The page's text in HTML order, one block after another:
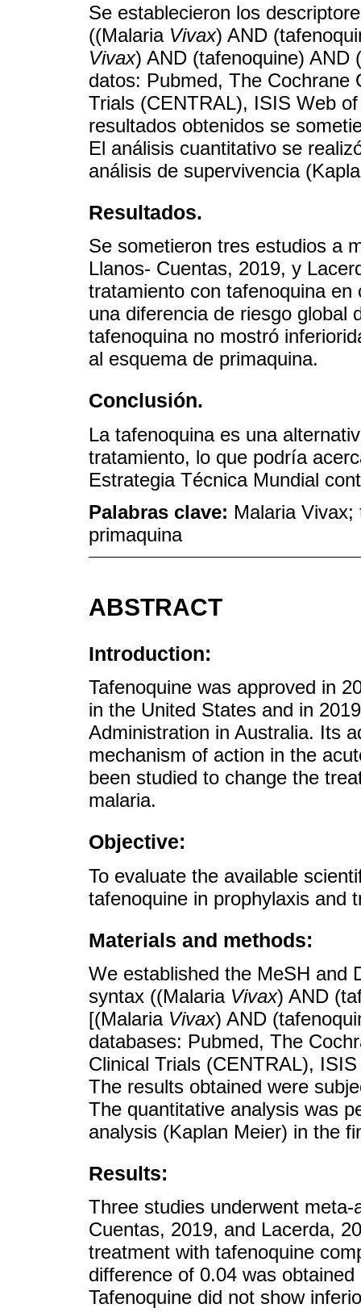
Se establecieron los
((Malaria Vivax) AND
Vivax) AND (tafenoquine) AND
datos: Pubmed, The Cochrane
Trials (CENTRAL), ISIS Web
resultados obtenidos se
El análisis cuantitativo se
análisis de supervivencia
Resultados.
Se sometieron tres estudios a
Llanos- Cuentas, 2019, y
tratamiento con tafenoquina
una diferencia de riesgo global
tafenoquina no mostró
al esquema de primaquina.
Conclusión.
La tafenoquina es una
tratamiento, lo que podría
Estrategia Técnica Mundial
Palabras clave: Malaria
primaquina
ABSTRACT
Introduction:
Tafenoquine was approved in
in the United States and in
Administration in Australia. Its
mechanism of action in the
been studied to change the
malaria.
Objective:
To evaluate the available
tafenoquine in prophylaxis and
Materials and methods:
We established the MeSH and
syntax ((Malaria Vivax) AND
[(Malaria Vivax) AND
databases: Pubmed, The
Clinical Trials (CENTRAL),
The results obtained were
The quantitative analysis was
analysis (Kaplan Meier) in the
Results:
Three studies underwent
Cuentas, 2019, and Lacerda,
treatment with tafenoquine
difference of 0.04 was
Tafenoquine did not show